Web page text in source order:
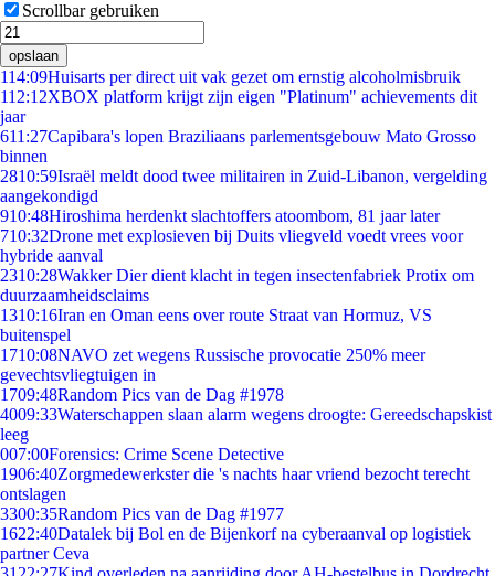
Scrollbar gebruiken
opslaan
114:09Huisarts per direct uit vak gezet om ernstig alcoholmisbruik
112:12XBOX platform krijgt zijn eigen "Platinum" achievements dit
jaar
611:27Capibara's lopen Braziliaans parlementsgebouw Mato Grosso
binnen
2810:59Israël meldt dood twee militairen in Zuid-Libanon, vergelding
aangekondigd
910:48Hiroshima herdenkt slachtoffers atoombom, 81 jaar later
710:32Drone met explosieven bij Duits vliegveld voedt vrees voor
hybride aanval
2310:28Wakker Dier dient klacht in tegen insectenfabriek Protix om
duurzaamheidsclaims
1310:16Iran en Oman eens over route Straat van Hormuz, VS
buitenspel
1710:08NAVO zet wegens Russische provocatie 250% meer
gevechtsvliegtuigen in
1709:48Random Pics van de Dag #1978
4009:33Waterschappen slaan alarm wegens droogte: Gereedschapskist
leeg
007:00Forensics: Crime Scene Detective
1906:40Zorgmedewerkster die 's nachts haar vriend bezocht terecht
ontslagen
3300:35Random Pics van de Dag #1977
1622:40Datalek bij Bol en de Bijenkorf na cyberaanval op logistiek
partner Ceva